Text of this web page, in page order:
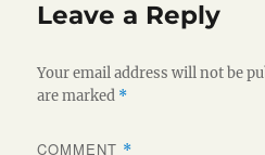
Leave a Reply
Your email address will not be
are marked *
COMMENT *